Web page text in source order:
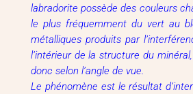
labradorite possède des couleurs
le plus fréquemment du vert au
métalliques produits par
l’intérieur de la structure du
donc selon l’angle de vue.
Le phénomène est le résultat